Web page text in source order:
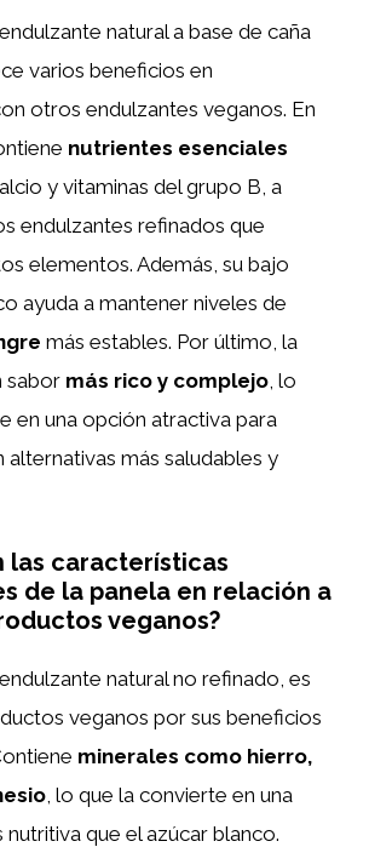
natural a base de caña
varios beneficios en
otros endulzantes veganos. En
nutrientes esenciales
y vitaminas del grupo B, a
endulzantes refinados que
elementos. Además, su bajo
ayuda a mantener niveles de
más estables. Por último, la
sabor más rico y complejo, lo
en una opción atractiva para
alternativas más saludables y
las características
de la panela en relación a
veganos?
endulzante natural no refinado, es
veganos por sus beneficios
minerales como hierro,
, lo que la convierte en una
nutritiva que el azúcar blanco.